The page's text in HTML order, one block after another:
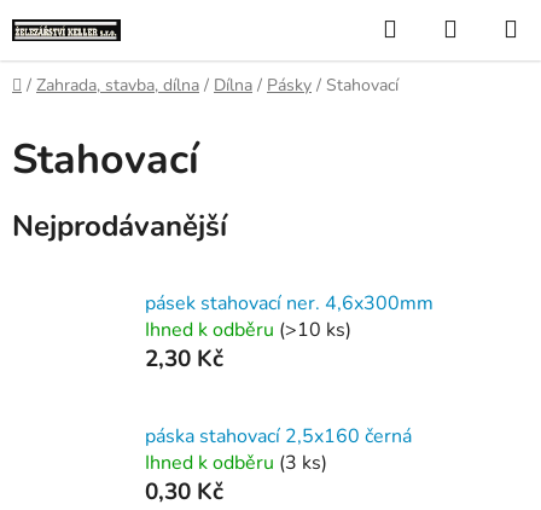
na
obsah
Hledat
KOŠÍK
Domů
/ Zahrada, stavba, dílna / Dílna / Pásky / Stahovací
Stahovací
Nejprodávanější
pásek stahovací ner. 4,6x300mm
Ihned k odběru (>10 ks)
2,30 Kč
páska stahovací 2,5x160 černá
Ihned k odběru (3 ks)
0,30 Kč